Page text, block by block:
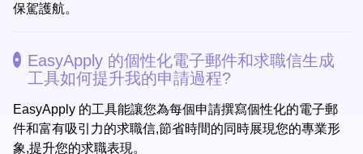
保駕護航。
EasyApply 的個性化電子郵件和求職信生成
工具如何提升我的申請過程?
EasyApply 的工具能讓您為每個申請撰寫個性化的電子郵
件和富有吸引力的求職信,節省時間的同時展現您的專業形
象,提升您的求職表現。